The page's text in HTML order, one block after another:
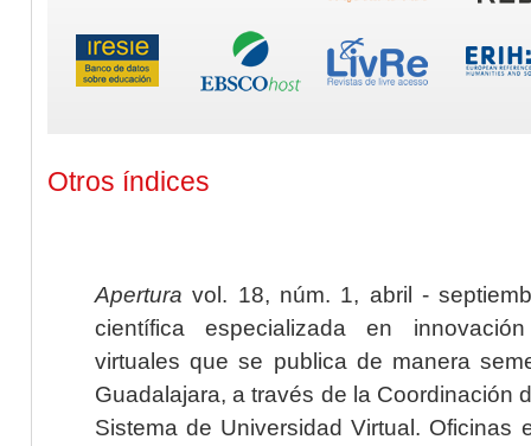
Otros índices
Apertura vol. 18, núm. 1, abril -
científica especializada en
virtuales que se publica de manera
Guadalajara, a través de la Coordinación
Sistema de Universidad Virtual. Oficinas